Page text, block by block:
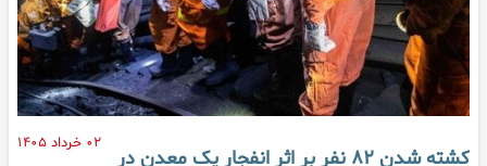
۰۲ خرداد ۱۴۰۵
کشته شدن ۸۲ نفر بر اثر انفجار یک معدن در